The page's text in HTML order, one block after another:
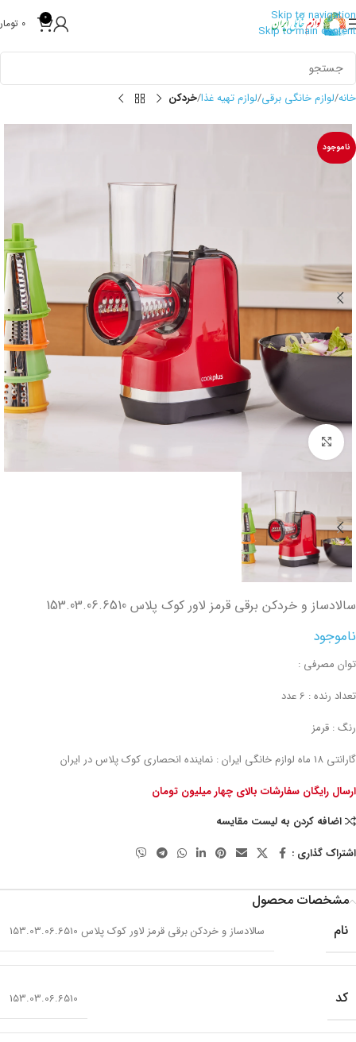
Skip to navigation
Skip to main content
0
0
خانه لوازم خانگی برقی لوازم تهیه غذا خردکن
ناموجود
تصویر بزرگتر
سالادساز و خردکن برقی قرمز لاور کوک پلاس 153.03.06.6510
ناموجود
توان مصرفی :
تعداد رنده : 6 عدد
رنگ : قرمز
گارانتی 18 ماه لوازم خانگی ایران : نماینده انحصاری کوک پلاس در ایران
ارسال رایگان سفارشات بالای چهار میلیون تومان
اضافه کردن به لیست مقایسه
اشتراک گذاری :
مشخصات محصول
نام
سالادساز و خردکن برقی قرمز لاور کوک پلاس 153.03.06.6510
کد 153.03.06.6510